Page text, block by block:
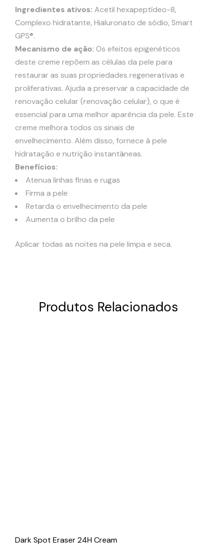
Ingredientes ativos: Acetil hexapeptídeo-8,
Complexo hidratante, Hialuronato de sódio, Smart
GPS®.
Mecanismo de ação: Os efeitos epigenéticos
deste creme repõem as células da pele para
restaurar as suas propriedades regenerativas e
proliferativas. Ajuda a preservar a capacidade de
renovação celular (renovação celular), o que é
essencial para uma melhor aparência da pele. Este
creme melhora todos os sinais de
envelhecimento. Além disso, fornece à pele
hidratação e nutrição instantâneas.
Benefícios:
Atenua linhas finas e rugas
Firma a pele
Retarda o envelhecimento da pele
Aumenta o brilho da pele
Aplicar todas as noites na pele limpa e seca.
Produtos Relacionados
Dark Spot Eraser 24H Cream